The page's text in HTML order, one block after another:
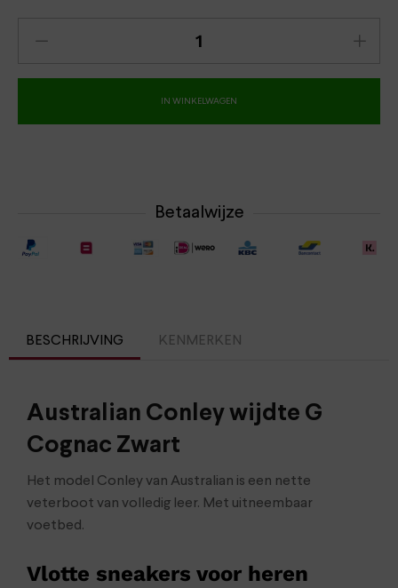
IN WINKELWAGEN
Betaalwijze
BESCHRIJVING KENMERKEN
Australian Conley wijdte G
Cognac Zwart
Het model Conley van Australian is een nette
veterboot van volledig leer. Met uitneembaar
voetbed.
Vlotte sneakers voor heren